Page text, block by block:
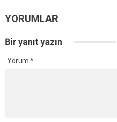
YORUMLAR
Bir yanıt yazın
Yorum *